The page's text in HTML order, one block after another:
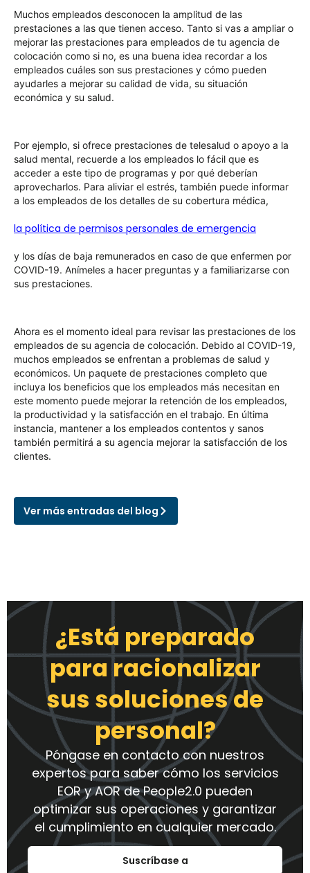
Muchos empleados desconocen la amplitud de las
prestaciones a las que tienen acceso. Tanto si vas a ampliar o
mejorar las prestaciones para empleados de tu agencia de
colocación como si no, es una buena idea recordar a los
empleados cuáles son sus prestaciones y cómo pueden
ayudarles a mejorar su calidad de vida, su situación
económica y su salud.
Por ejemplo, si ofrece prestaciones de telesalud o apoyo a la
salud mental, recuerde a los empleados lo fácil que es
acceder a este tipo de programas y por qué deberían
aprovecharlos. Para aliviar el estrés, también puede informar
a los empleados de los detalles de su cobertura médica,
la política de permisos personales de emergencia
y los días de baja remunerados en caso de que enfermen por
COVID-19. Anímeles a hacer preguntas y a familiarizarse con
sus prestaciones.
Ahora es el momento ideal para revisar las prestaciones de los
empleados de su agencia de colocación. Debido al COVID-19,
muchos empleados se enfrentan a problemas de salud y
económicos. Un paquete de prestaciones completo que
incluya los beneficios que los empleados más necesitan en
este momento puede mejorar la retención de los empleados,
la productividad y la satisfacción en el trabajo. En última
instancia, mantener a los empleados contentos y sanos
también permitirá a su agencia mejorar la satisfacción de los
clientes.
Ver más entradas del blog
¿Está preparado
para racionalizar
sus soluciones de
personal?
Póngase en contacto con nuestros
expertos para saber cómo los servicios
EOR y AOR de People2.0 pueden
optimizar sus operaciones y garantizar
el cumplimiento en cualquier mercado.
Suscríbase a